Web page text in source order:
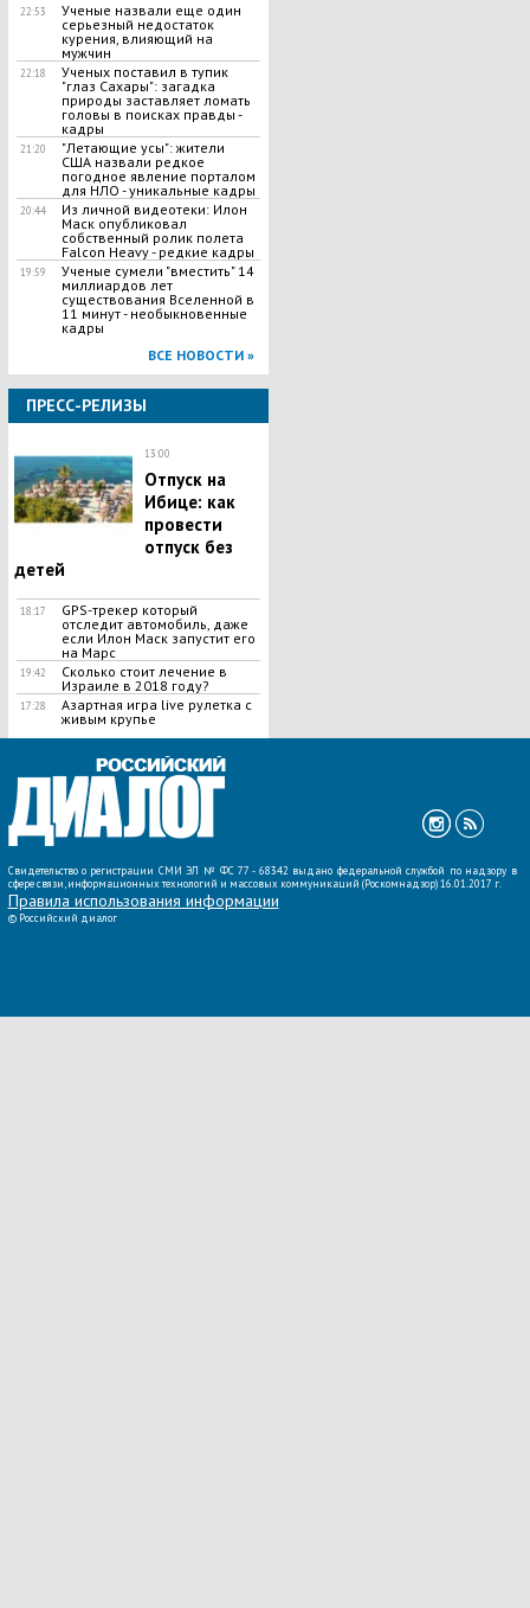
22:53
Ученые назвали еще один
серьезный недостаток
курения, влияющий на
мужчин
22:18
Ученых поставил в тупик
"глаз Сахары": загадка
природы заставляет ломать
головы в поисках правды -
кадры
21:20
"Летающие усы": жители
США назвали редкое
погодное явление порталом
для НЛО - уникальные кадры
20:44
Из личной видеотеки: Илон
Маск опубликовал
собственный ролик полета
Falcon Heavy - редкие кадры
19:59
Ученые сумели "вместить" 14
миллиардов лет
существования Вселенной в
11 минут - необыкновенные
кадры
ВСЕ НОВОСТИ »
ПРЕСС-РЕЛИЗЫ
13:00
Отпуск на
Ибице: как
провести
отпуск без
детей
18:17
GPS-трекер который
отследит автомобиль, даже
если Илон Маск запустит его
на Марс
19:42
Сколько стоит лечение в
Израиле в 2018 году?
17:28
Азартная игра live рулетка с
живым крупье
Свидетельство о регистрации СМИ ЭЛ № ФС 77 - 68342 выдано федеральной службой по надзору в
сфере связи, информационных технологий и массовых коммуникаций (Роскомнадзор) 16.01.2017 г.
Правила использования информации
© Российский диалог